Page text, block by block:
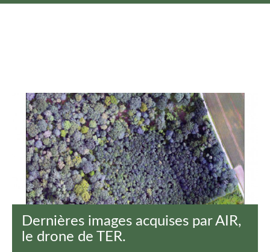
Dernières images acquises par AIR,
le drone de TER.